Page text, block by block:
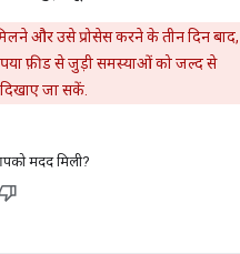
और उसे प्रोसेस करने के तीन दिन बाद,
फ़ीड से जुड़ी समस्याओं को जल्द से
जा सकें.
मदद मिली?